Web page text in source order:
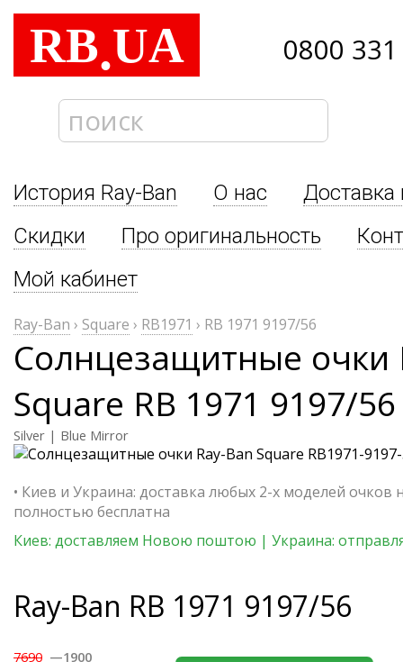
RB.UA 0800
История Ray-Ban О нас
Доставка
Скидки
Про оригинальность
Мой кабинет
Ray-Ban › Square › RB1971 › RB 1971 9197/56
Солнцезащитные очки
Square RB 1971 9197/56
Silver | Blue Mirror
• Киев и Украина: доставка любых 2-х моделей очков
полностью бесплатна
Киев: доставляем Новою поштою | Украина:
Ray-Ban RB 1971 9197/56
7690 —1900